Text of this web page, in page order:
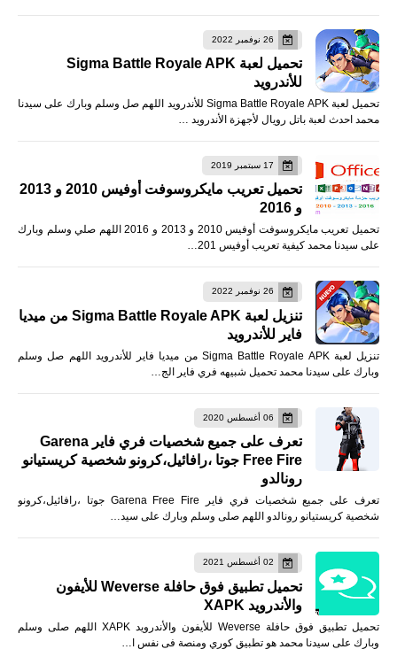
26 نوفمبر 2022
تحميل لعبة Sigma Battle Royale APK
للأندرويد
تحميل لعبة Sigma Battle Royale APK للأندرويد اللهم صل وسلم وبارك على سيدنا
محمد احدث لعبة باتل رويال لأجهزة الأندرويد …
17 سبتمبر 2019
تحميل تعريب مايكروسوفت أوفيس 2010 و 2013
و 2016
تحميل تعريب مايكروسوفت أوفيس 2010 و 2013 و 2016 اللهم صلي وسلم وبارك
على سيدنا محمد كيفية تعريب أوفيس 201…
26 نوفمبر 2022
تنزيل لعبة Sigma Battle Royale APK من ميديا
فاير للأندرويد
تنزيل لعبة Sigma Battle Royale APK من ميديا فاير للأندرويد اللهم صل وسلم
وبارك على سيدنا محمد تحميل شبيهه فري فاير الج…
06 أغسطس 2020
تعرف على جميع شخصيات فري فاير Garena
Free Fire جوتا ،رافائيل،كرونو شخصية كريستيانو
رونالدو
تعرف على جميع شخصيات فري فاير Garena Free Fire جوتا ،رافائيل،كرونو
شخصية كريستيانو رونالدو اللهم صلى وسلم وبارك على سيد…
02 أغسطس 2021
تحميل تطبيق فوق حافلة Weverse للأيفون
والأندرويد XAPK
تحميل تطبيق فوق حافلة Weverse للأيفون والأندرويد XAPK اللهم صلى وسلم
وبارك على سيدنا محمد هو تطبيق كوري ومنصة فى نفس ا…